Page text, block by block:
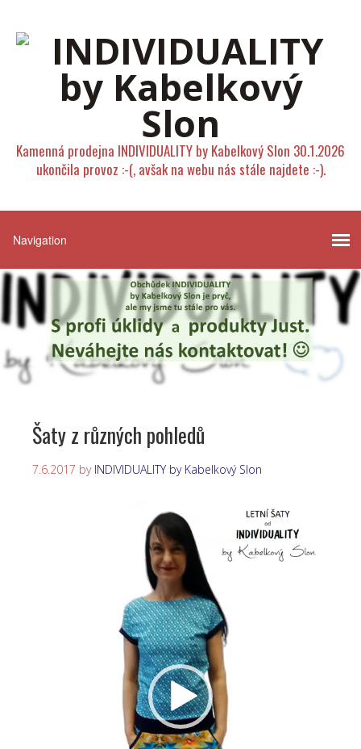
Kamenná prodejna INDIVIDUALITY by Kabelkový Slon 30.1.2026
ukončila provoz :-(, avšak na webu nás stále najdete :-).
Šaty z různých pohledů
7.6.2017 by INDIVIDUALITY by Kabelkový Slon